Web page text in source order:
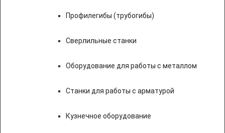
Профилегибы (трубогибы)
Сверлильные станки
Оборудование для работы с металлом
Станки для работы с арматурой
Кузнечное оборудование